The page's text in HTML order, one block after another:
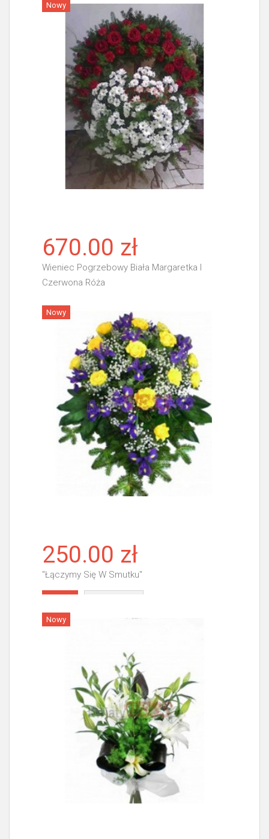
Nowy
670.00 zł
Wieniec Pogrzebowy Biała Margaretka I
Czerwona Róża
Więcej
Nowy
250.00 zł
"Łączymy Się W Smutku"
Nowy